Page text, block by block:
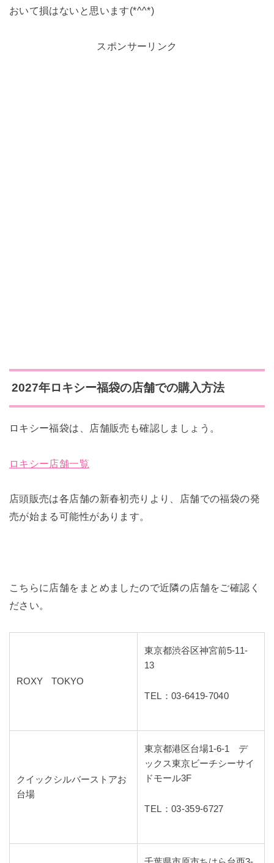
おいて損はないと思います(*^^*)
スポンサーリンク
2027年ロキシー福袋の店舗での購入方法
ロキシー福袋は、店舗販売も確認しましょう。
ロキシー店舗一覧
店頭販売は各店舗の新春初売りより、店舗での福袋の発
売が始まる可能性があります。
こちらに店舗をまとめましたので近隣の店舗をご確認く
ださい。
ROXY TOKYO
東京都渋谷区神宮前5-11-
13
TEL：03-6419-7040
クイックシルバーストアお
台場
東京都港区台場1-6-1 デ
ックス東京ビーチシーサイ
ドモール3F
TEL：03-359-6727